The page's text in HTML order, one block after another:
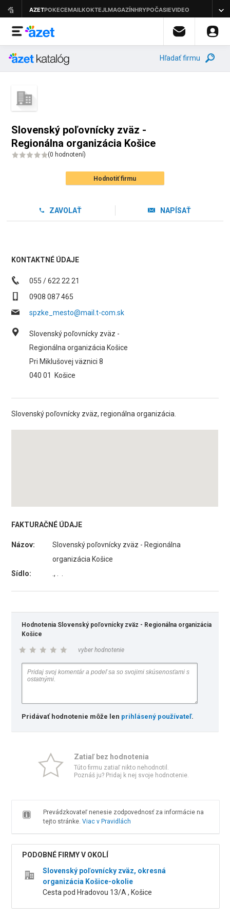
Hľadať firmu
Slovenský poľovnícky zväz -
Regionálna organizácia Košice
(0 hodnotení)
Hodnotiť firmu
ZAVOLAŤ NAPÍSAŤ
KONTAKTNÉ ÚDAJE
055 / 622 22 21
0908 087 465
spzke_mesto@mail.t-com.sk
Slovenský poľovnícky zväz -
Regionálna organizácia Košice
Pri Miklušovej väznici 8
040 01
Košice
Slovenský poľovnícky zväz, regionálna organizácia.
FAKTURAČNÉ ÚDAJE
Názov:
Slovenský poľovnícky zväz - Regionálna
organizácia Košice
Sídlo:
., . .
Hodnotenia Slovenský poľovnícky zväz - Regionálna organizácia
Košice
vyber hodnotenie
Pridávať hodnotenie môže len prihlásený používateľ.
Zatiaľ bez hodnotenia
Túto firmu zatiaľ nikto nehodnotil.
Poznáš ju? Pridaj k nej svoje hodnotenie.
Prevádzkovateľ nenesie zodpovednosť za informácie na
tejto stránke. Viac v Pravidlách
PODOBNÉ FIRMY V OKOLÍ
Slovenský poľovnícky zväz, okresná
organizácia Košice-okolie
Cesta pod Hradovou 13/A , Košice